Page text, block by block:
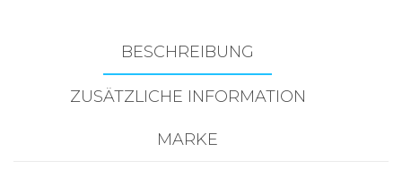
BESCHREIBUNG
ZUSÄTZLICHE INFORMATION
MARKE